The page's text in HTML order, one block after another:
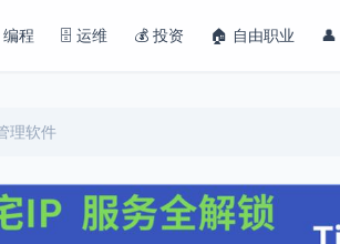
程 🗄️ 运维 💰 投资 🏠 自由职业
理软件